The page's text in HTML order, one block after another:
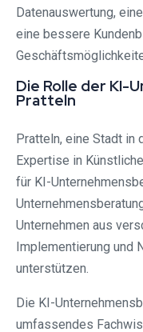
Datenauswertung,
eine bessere
Die Rolle der KI-
Pratteln
Pratteln, eine Stadt in
Expertise in
für KI-
Unternehmen aus
Implementierung und
unterstützen.
Die KI-
umfassendes